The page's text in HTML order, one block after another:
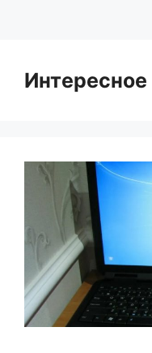
Интересное